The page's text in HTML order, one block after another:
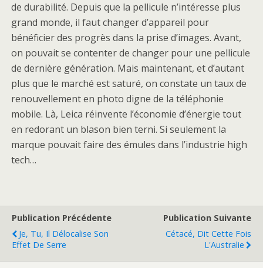
de durabilité. Depuis que la pellicule n’intéresse plus
grand monde, il faut changer d’appareil pour
bénéficier des progrès dans la prise d’images. Avant,
on pouvait se contenter de changer pour une pellicule
de dernière génération. Mais maintenant, et d’autant
plus que le marché est saturé, on constate un taux de
renouvellement en photo digne de la téléphonie
mobile. Là, Leica réinvente l’économie d’énergie tout
en redorant un blason bien terni. Si seulement la
marque pouvait faire des émules dans l’industrie high
tech…
Publication Précédente
Je, Tu, Il Délocalise Son
Effet De Serre
Publication Suivante
Cétacé, Dit Cette Fois
L'Australie